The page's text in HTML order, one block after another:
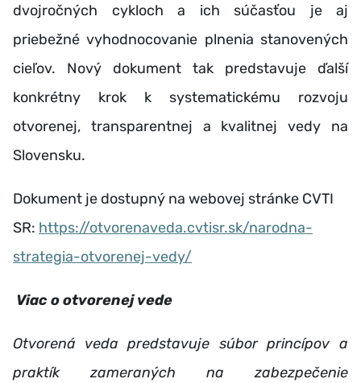
dvojročných cykloch a ich súčasťou je aj
priebežné vyhodnocovanie plnenia stanovených
cieľov. Nový dokument tak predstavuje ďalší
konkrétny krok k systematickému rozvoju
otvorenej, transparentnej a kvalitnej vedy na
Slovensku.
Dokument je dostupný na webovej stránke CVTI
SR: https://otvorenaveda.cvtisr.sk/narodna-
strategia-otvorenej-vedy/
Viac o otvorenej vede
Otvorená veda predstavuje súbor princípov a
praktík zameraných na zabezpečenie